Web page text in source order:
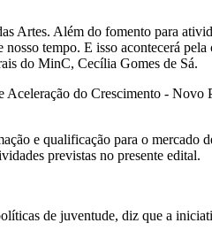
Artes. Além do fomento para
tempo. E isso acontecerá
do MinC, Cecília Gomes de Sá.
do Crescimento -
e qualificação para o
previstas no presente edital.
de juventude, diz que a